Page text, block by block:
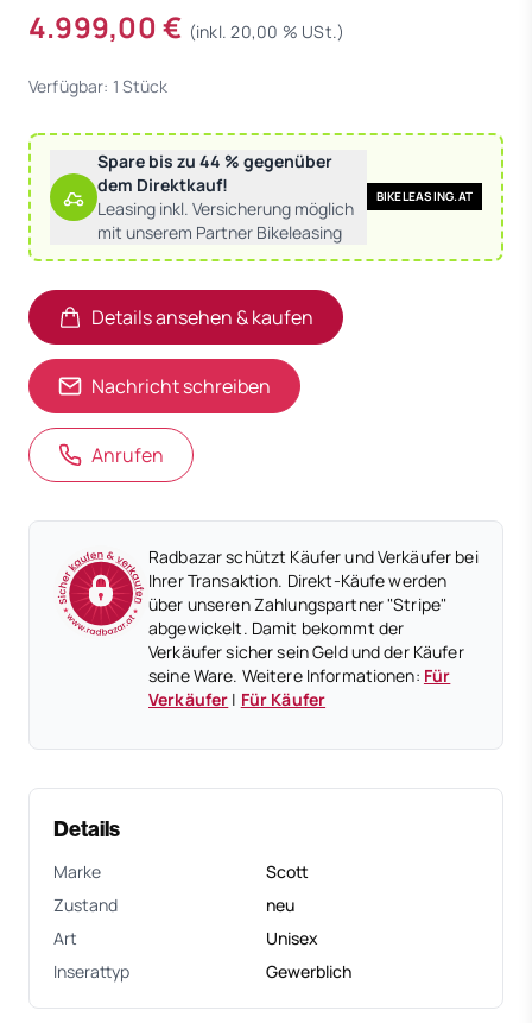
4.999,00 € (inkl. 20,00 % USt.)
Verfügbar: 1 Stück
Spare bis zu 44 % gegenüber
dem Direktkauf!
Leasing inkl. Versicherung möglich
mit unserem Partner Bikeleasing
BIKELEASING.AT
Details ansehen & kaufen
(öffnet in neuem Tab)
(öffnet in neuem Tab)
Nachricht schreiben
Anrufen
Radbazar schützt Käufer und Verkäufer bei
Ihrer Transaktion. Direkt-Käufe werden
über unseren Zahlungspartner "Stripe"
abgewickelt. Damit bekommt der
Verkäufer sicher sein Geld und der Käufer
seine Ware. Weitere Informationen: Für
Verkäufer | Für Käufer
Details
Marke
Scott
Zustand
neu
Art
Unisex
Inserattyp
Gewerblich